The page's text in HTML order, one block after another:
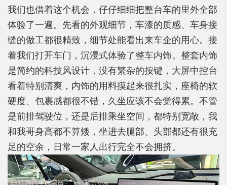
我们也借着这个机会，仔仔细细把整台车的里外全部
体验了一遍。先看的外观细节，车漆的质感、车身接
缝的做工都很精致，细节处能看出来车企的用心。接
着我们打开车门，沉浸式体验了整车内饰。整套内饰
是简约的科技风设计，没有繁杂的按键，大屏中控台
看着特别清爽，内饰的用料摸起来很扎实，座椅的软
硬度、包裹感都很不错，久坐应该不会觉得累。不管
是前排驾驶位，还是后排乘坐空间，都特别宽敞，我
和我哥身高都不算矮，坐进去腿部、头部都还有很充
足的空余，日常一家人出行完全不会拥挤。